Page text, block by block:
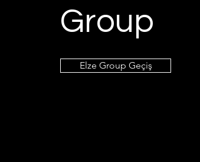
Group
Elze Group Geçiş